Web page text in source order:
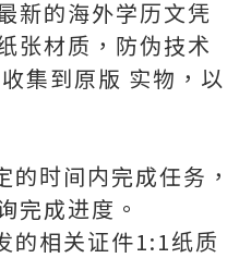
新的海外学历文凭
张材质，防伪技术
集到原版 实物，以
时间内完成任务，
完成进度。
的相关证件1:1纸质